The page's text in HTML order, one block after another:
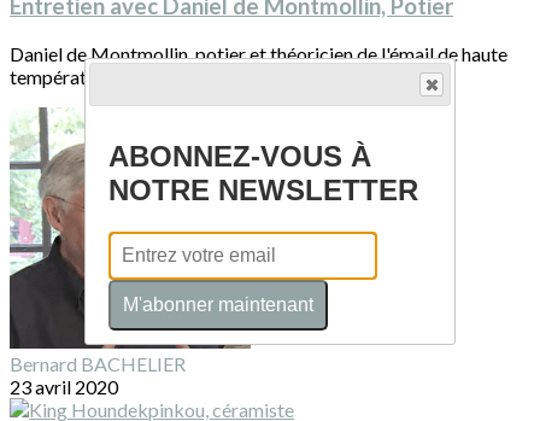
Entretien avec Daniel de Montmollin, Potier
Daniel de Montmollin, potier et théoricien de l'émail de haute
température, rencontre le club...
Bernard BACHELIER
23 avril 2020
ABONNEZ-VOUS À
NOTRE NEWSLETTER
M'abonner maintenant